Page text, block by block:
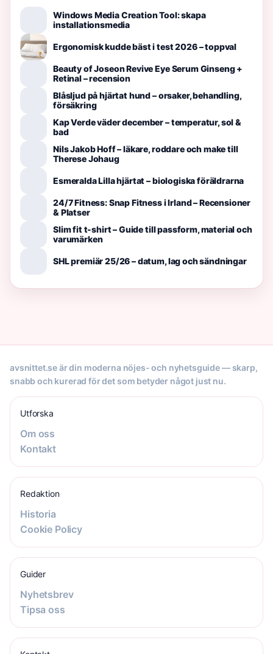
Windows Media Creation Tool: skapa
installationsmedia
Ergonomisk kudde bäst i test 2026 – toppval
Beauty of Joseon Revive Eye Serum Ginseng +
Retinal – recension
Blåsljud på hjärtat hund – orsaker, behandling,
försäkring
Kap Verde väder december – temperatur, sol &
bad
Nils Jakob Hoff – läkare, roddare och make till
Therese Johaug
Esmeralda Lilla hjärtat – biologiska föräldrarna
24/7 Fitness: Snap Fitness i Irland – Recensioner
& Platser
Slim fit t-shirt – Guide till passform, material och
varumärken
SHL premiär 25/26 – datum, lag och sändningar
avsnittet.se är din moderna nöjes- och nyhetsguide — skarp,
snabb och kurerad för det som betyder något just nu.
Utforska
Om oss
Kontakt
Redaktion
Historia
Cookie Policy
Guider
Nyhetsbrev
Tipsa oss